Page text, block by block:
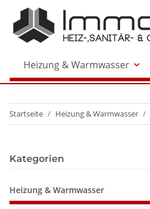
Heizung & Warmwasser
Startseite Heizung & Warmwasser
Kategorien
Heizung & Warmwasser